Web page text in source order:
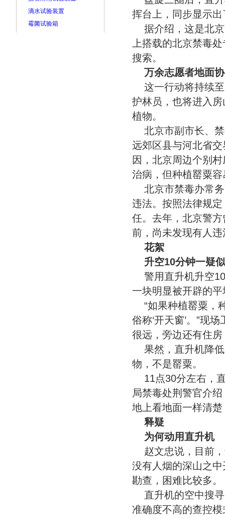
滴水试验装置
霉菌试验箱
挥台上，同步显示
据介绍，这是北
上搭载的北京禁毒
搜索。
万余志愿者地面
这一行动将持续
护林员，也将进入
植物。
北京市副市长、
远郊区县与河北省
因，北京周边个别
治病，但种植罂粟
北京市禁毒办常
违法。按照法律规
任。去年，北京警
前，尚未发现有人
花絮
升空10分钟一疑
警用直升机升空
一块明显被开辟的
“如果种植罂粟，
俗称‘开天窗’。”现
很远，旁边还有住
果然，直升机降
物，不是罂粟。
11点30分左右，
局禁毒处荆警官介
地上看地面一样清楚
释疑
为何动用直升机
赵文忠说，目前
没有人烟的深山之
勘查，困难比较多。
直升机的空中搜
准确度不高的查控